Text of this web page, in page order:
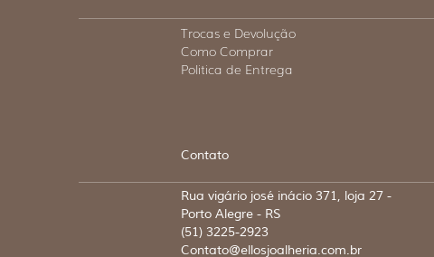
Trocas e Devolução
Como Comprar
Politica de Entrega
Contato
Rua vigário josé inácio 371, loja 27 -
Porto Alegre - RS
(51) 3225-2923
Contato@ellosjoalheria.com.br